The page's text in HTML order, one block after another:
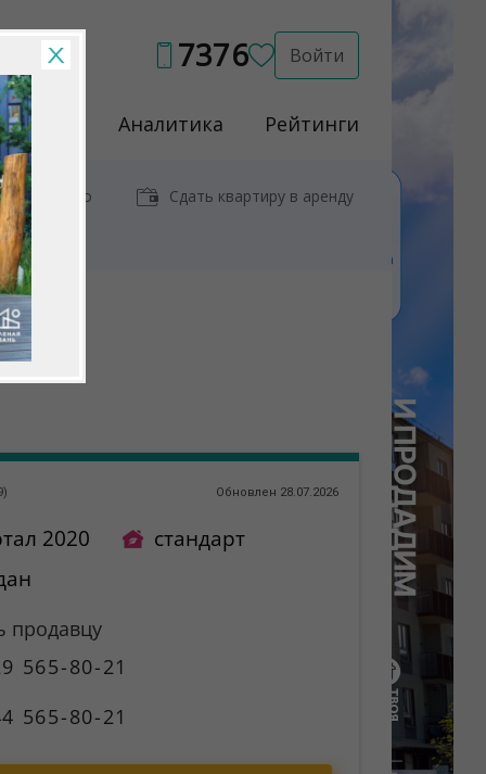
7376 Войти
Услуги Аналитика Рейтинги
у метро Сдать квартиру в аренду
) Обновлен 28.07.2026
2020
стандарт
продавцу
565-80-21
565-80-21